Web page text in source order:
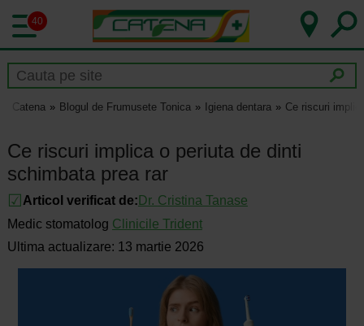
40
Catena Blogul de Frumusete Tonica Igiena dentara Ce riscuri
Ce riscuri implica o periuta de dinti
schimbata prea rar
Articol verificat de: Dr. Cristina Tanase
Medic stomatolog Clinicile Trident
Ultima actualizare: 13 martie 2026